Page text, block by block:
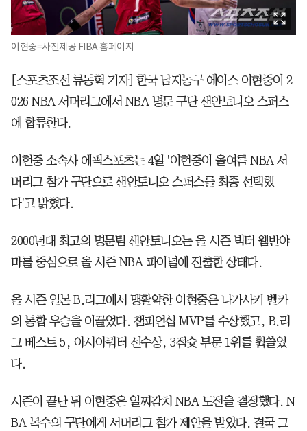
이현중=사진제공 FIBA 홈페이지
[스포츠조선 류동혁 기자] 한국 남자농구 에이스 이현중이 2
026 NBA 서머리그에서 NBA 명문 구단 샌안토니오 스퍼스
에 합류한다.
이현중 소속사 에픽스포츠는 4일 '이현중이 올여름 NBA 서
머리그 참가 구단으로 샌안토니오 스퍼스를 최종 선택했
다'고 밝혔다.
2000년대 최고의 명문팀 샌안토니오는 올 시즌 빅터 웸반야
마를 중심으로 올 시즌 NBA 파이널에 진출한 상태다.
올 시즌 일본 B.리그에서 맹활약한 이현중은 나가사키 벨카
의 통합 우승을 이끌었다. 챔피언십 MVP를 수상했고, B.리
그 베스트 5, 아시아쿼터 선수상, 3점슛 부문 1위를 휩쓸었
다.
시즌이 끝난 뒤 이현중은 일찌감치 NBA 도전을 결정했다. N
BA 복수의 구단에게 서머리그 참가 제안을 받았다. 결국 그